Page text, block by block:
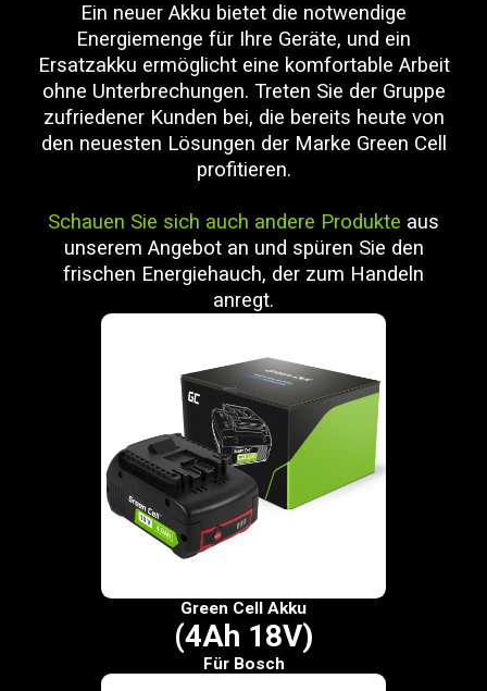
Ein neuer Akku bietet die notwendige
Energiemenge für Ihre Geräte, und ein
Ersatzakku ermöglicht eine komfortable Arbeit
ohne Unterbrechungen. Treten Sie der Gruppe
zufriedener Kunden bei, die bereits heute von
den neuesten Lösungen der Marke Green Cell
profitieren.
Schauen Sie sich auch andere Produkte aus
unserem Angebot an und spüren Sie den
frischen Energiehauch, der zum Handeln
anregt.
Green Cell Akku
(4Ah 18V)
Für Bosch